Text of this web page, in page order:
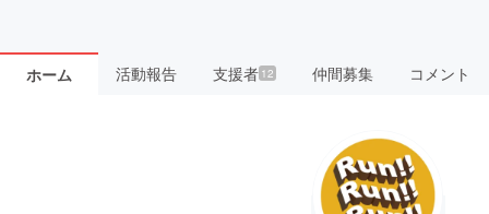
ホーム 活動報告 支援者 12 仲間募集 コメント